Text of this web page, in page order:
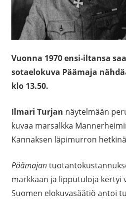
Vuonna 1970 ensi-iltansa
sotaelokuva Päämaja
klo 13.50.
Ilmari Turjan näytelmään
kuvaa marsalkka
Kannaksen läpimurron
Päämajan
markkaan ja lipputuloja kertyi
Suomen elokuvasäätiö antoi